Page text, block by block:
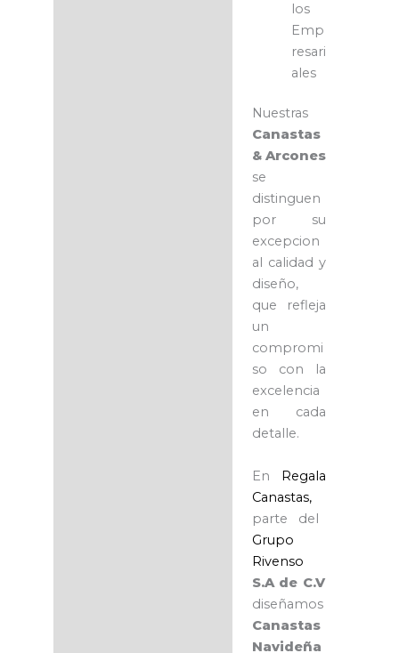
los
Emp
resari
ales
Nuestras
Canastas
& Arcones
se
distinguen
por su
excepcion
al calidad y
diseño,
que refleja
un
compromi
so con la
excelencia
en cada
detalle.
En
Regala
Canastas,
parte del
Grupo
Rivenso
S.A de C.V
diseñamos
Canastas
Navideña